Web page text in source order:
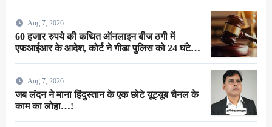
Aug 7, 2026
60 हजार रुपये की कथित ऑनलाइन बीज ठगी में
एफआईआर के आदेश, कोर्ट ने गीडा पुलिस को 24 घंटे में
Aug 7, 2026
जब लंदन ने माना हिंदुस्तान के एक छोटे यूट्यूब चैनल के
काम का लोहा…!